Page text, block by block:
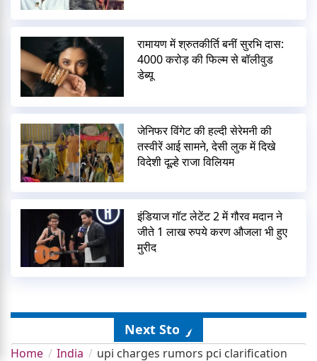
रामायण में श्रुतकीर्ति बनीं सुरभि दास:
4000 करोड़ की फिल्म से बॉलीवुड
डेब्यू
जेनिफर विंगेट की हल्दी सेरेमनी की
तस्वीरें आई सामने, देसी लुक में दिखे
विदेशी दूल्हे राजा विलियम
इंडियाज गॉट लेटेंट 2 में गौरव मदान ने
जीते 1 लाख रुपये करण औजला भी हुए
मुरीद
Next Story
Home India upi charges rumors pci clarification